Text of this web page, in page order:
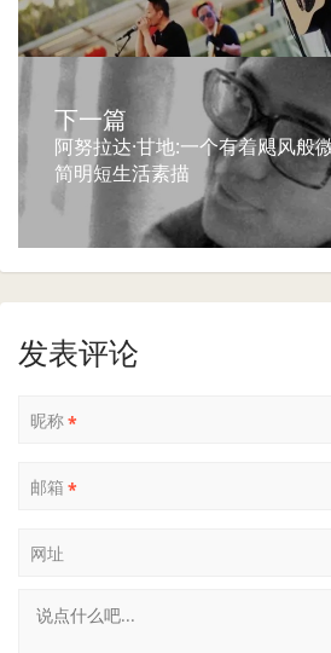
下一篇
阿努拉达·甘地:一个有着飓风般
简明短生活素描
发表评论
昵称*
邮箱 *
网址